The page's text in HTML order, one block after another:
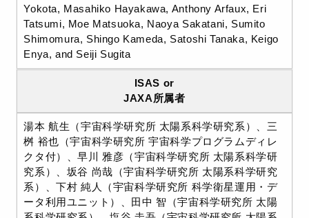
Yokota, Masahiko Hayakawa, Anthony Arfaux, Eri
Tatsumi, Moe Matsuoka, Naoya Sakatani, Sumito
Shimomura, Shingo Kameda, Satoshi Tanaka, Keigo
Enya, and Seiji Sugita
ISAS or
JAXA所属者
湯本 航生（宇宙科学研究所 太陽系科学研究系）、三
桝 裕也（宇宙科学研究所 宇宙科学プログラムディレ
クタ付）、早川 雅彦（宇宙科学研究所 太陽系科学研
究系）、坂谷 尚哉（宇宙科学研究所 太陽系科学研究
系）、下村 純人（宇宙科学研究所 科学衛星運用・デ
ータ利用ユニット）、田中 智（宇宙科学研究所 太陽